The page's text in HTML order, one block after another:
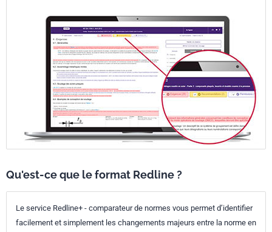
Qu'est-ce que le format Redline ?
Le service Redline+ - comparateur de normes vous permet d’identifier
facilement et simplement les changements majeurs entre la norme en